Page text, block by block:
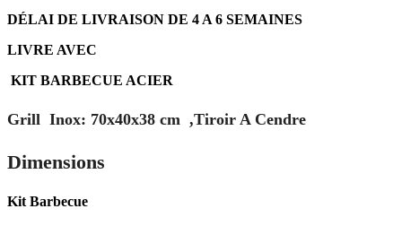
DÉLAI DE LIVRAISON DE 4 A 6 SEMAINES
LIVRE AVEC
KIT BARBECUE ACIER
Grill Inox: 70x40x38 cm ,Tiroir A Cendre
Dimensions
Kit Barbecue